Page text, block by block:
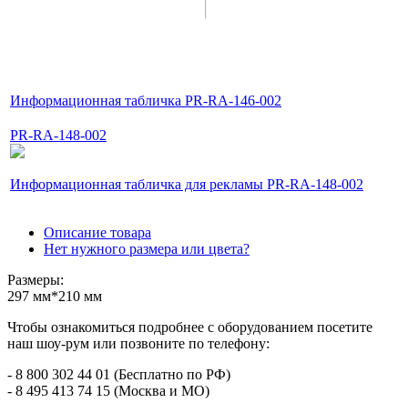
Информационная табличка PR-RA-146-002
PR-RA-148-002
Информационная табличка для рекламы PR-RA-148-002
Описание товара
Нет нужного размера или цвета?
Размеры:
297 мм*210 мм
Чтобы ознакомиться подробнее с оборудованием посетите
наш шоу-рум или позвоните по телефону:
- 8 800 302 44 01 (Бесплатно по РФ)
- 8 495 413 74 15 (Москва и МО)